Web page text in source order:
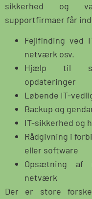
sikkerhed og
supportfirmaer får
Fejlfinding ved
netværk osv.
Hjælp til
opdateringer
Løbende IT-
Backup og
IT-sikkerhed og
Rådgivning i
eller software
Opsætning af
netværk
Der er store